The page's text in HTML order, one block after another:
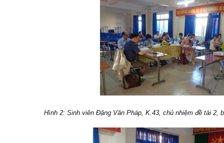
Hình 2: Sinh viên Đặng Văn Pháp, K.43, chủ nhiệm đề tài 2,